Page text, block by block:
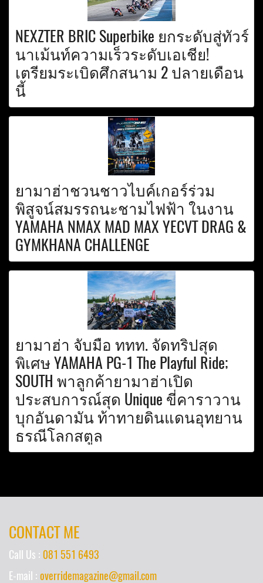
NEXZTER BRIC Superbike ยกระดับสู่ทัวร์
นาเม้นท์ความเร็วระดับเอเชีย!
เตรียมระเบิดศึกสนาม 2 ปลายเดือน
นี้
ยามาฮ่าชวนชาวไบค์เกอร์ร่วม
พิสูจน์สมรรถนะชามไฟฟ้า ในงาน
YAMAHA NMAX MAD MAX YECVT DRAG &
GYMKHANA CHALLENGE
ยามาฮ่า จับมือ ททท. จัดทริปสุด
พิเศษ YAMAHA PG-1 The Playful Ride;
SOUTH พาลูกค้ายามาฮ่าเปิด
ประสบการณ์สุด Unique ขี่คาราวาน
บุกอันดามัน ท้าทายดินแดนอุทยาน
ธรณีโลกสตูล
CONTACT ME
Call Us : 081 551 6493
E-mail : overridemagazine@gmail.com